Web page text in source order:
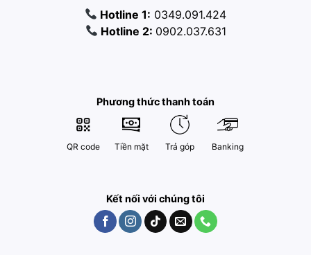
Hotline 1: 0349.091.424
Hotline 2: 0902.037.631
Phương thức thanh toán
QR code Tiền mặt Trả góp Banking
Kết nối với chúng tôi